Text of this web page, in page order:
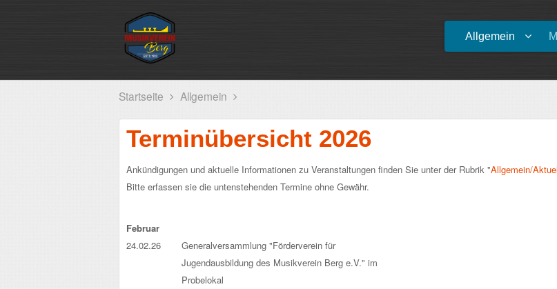
Allgemein
Startseite Allgemein
Terminübersicht 2026
Ankündigungen und aktuelle Informationen zu Veranstaltungen finden Sie unter der Rubrik "Allgemein/
Bitte erfassen sie die untenstehenden Termine ohne Gewähr.
Februar
24.02.26
Generalversammlung "Förderverein für
Jugendausbildung des Musikverein Berg e.V." im
Probelokal